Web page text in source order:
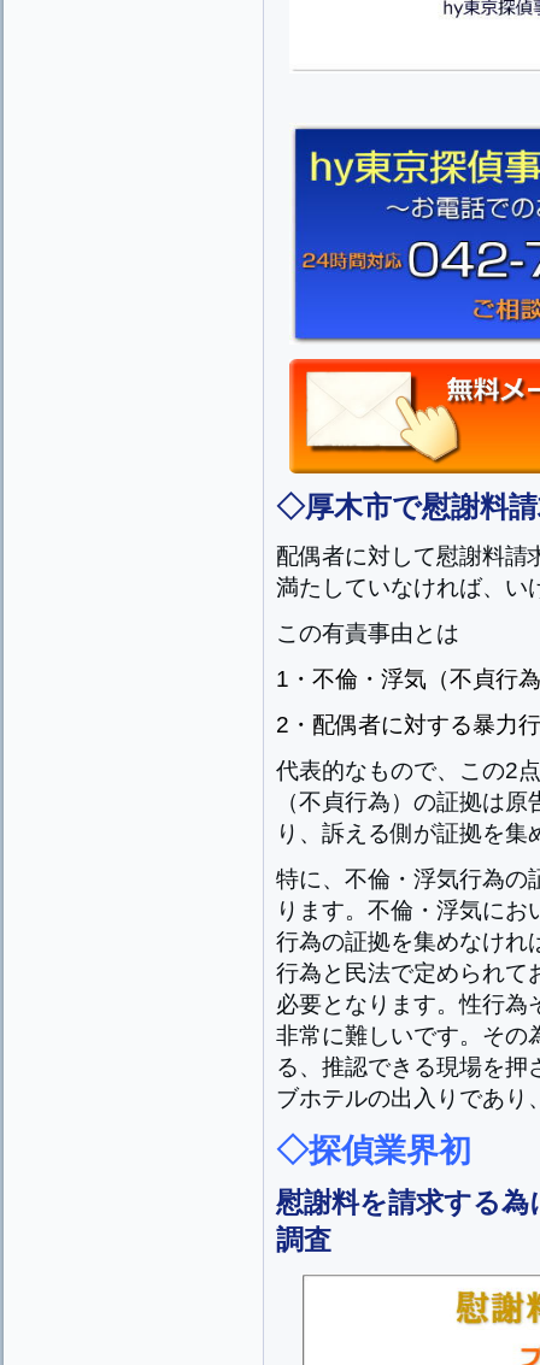
◇厚木市で慰謝料
配偶者に対して慰謝料請
満たしていなければ、い
この有責事由とは
1・不倫・浮気（不貞行
2・配偶者に対する暴力
代表的なもので、この2
（不貞行為）の証拠は
り、訴える側が証拠を
特に、不倫・浮気行為の
ります。不倫・浮気に
行為の証拠を集めなけれ
行為と民法で定められて
必要となります。性行為
非常に難しいです。その
る、推認できる現場を押
ブホテルの出入りであり
◇探偵業界初
慰謝料を請求する
調査